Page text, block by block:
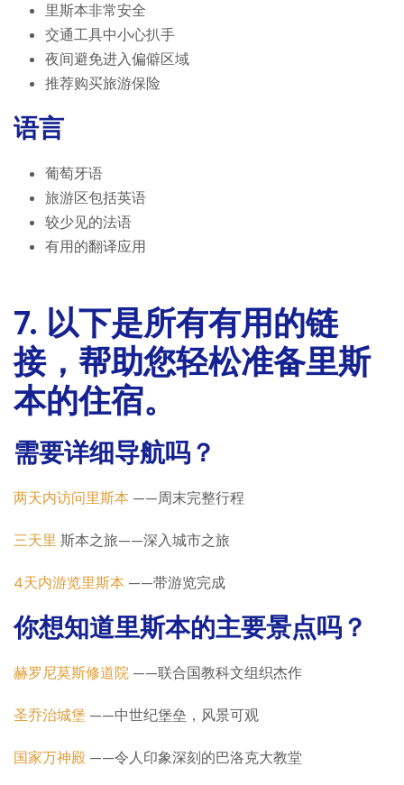
里斯本非常安全
交通工具中小心扒手
夜间避免进入偏僻区域
推荐购买旅游保险
语言
葡萄牙语
旅游区包括英语
较少见的法语
有用的翻译应用
7. 以下是所有有用的链
接，帮助您轻松准备里斯
本的住宿。
需要详细导航吗？
两天内访问里斯本 ——周末完整行程
三天里 斯本之旅——深入城市之旅
4天内游览里斯本 ——带游览完成
你想知道里斯本的主要景点吗？
赫罗尼莫斯修道院 ——联合国教科文组织杰作
圣乔治城堡 ——中世纪堡垒，风景可观
国家万神殿 ——令人印象深刻的巴洛克大教堂